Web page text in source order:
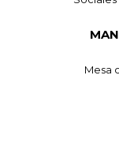
Mesa